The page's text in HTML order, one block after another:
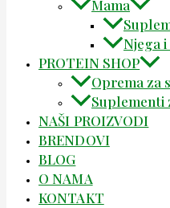
Mama
Njega
PROTEIN SHOP
Oprema za
Suplementi
NAŠI PROIZVODI
BRENDOVI
BLOG
O NAMA
KONTAKT